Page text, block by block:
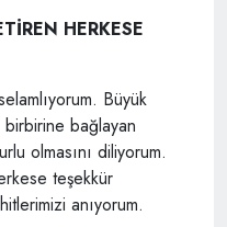
HERKESE
Büyük
birbirine bağlayan
olmasını diliyorum.
teşekkür
anıyorum.